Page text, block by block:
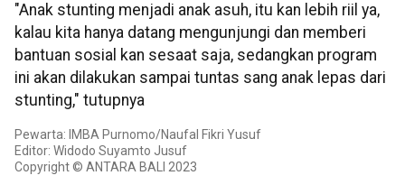
"Anak stunting menjadi anak asuh, itu kan lebih riil ya,
kalau kita hanya datang mengunjungi dan memberi
bantuan sosial kan sesaat saja, sedangkan program
ini akan dilakukan sampai tuntas sang anak lepas dari
stunting," tutupnya
Pewarta: IMBA Purnomo/Naufal Fikri Yusuf
Editor: Widodo Suyamto Jusuf
Copyright © ANTARA BALI 2023